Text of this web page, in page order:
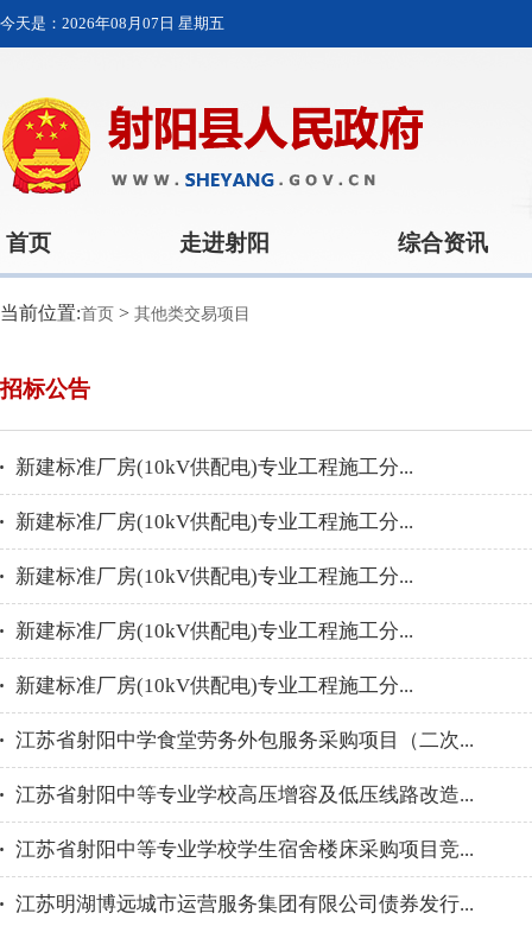
今天是： 2026年08月07日 星期五
首页 走进射阳 综合资讯
当前位置:首页 > 其他类交易项目
招标公告
新建标准厂房(10kV供配电)专业工程施工分...
新建标准厂房(10kV供配电)专业工程施工分...
新建标准厂房(10kV供配电)专业工程施工分...
新建标准厂房(10kV供配电)专业工程施工分...
新建标准厂房(10kV供配电)专业工程施工分...
江苏省射阳中学食堂劳务外包服务采购项目（二次...
江苏省射阳中等专业学校高压增容及低压线路改造...
江苏省射阳中等专业学校学生宿舍楼床采购项目竞...
江苏明湖博远城市运营服务集团有限公司债券发行...